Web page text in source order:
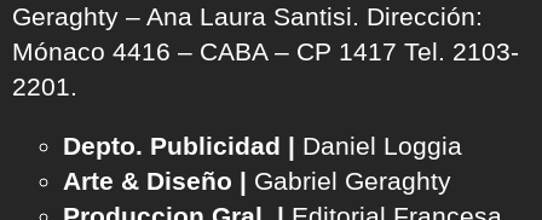
Geraghty – Ana Laura Santisi. Dirección:
Mónaco 4416 – CABA – CP 1417 Tel. 2103-
2201.
Depto. Publicidad | Daniel Loggia
Arte & Diseño | Gabriel Geraghty